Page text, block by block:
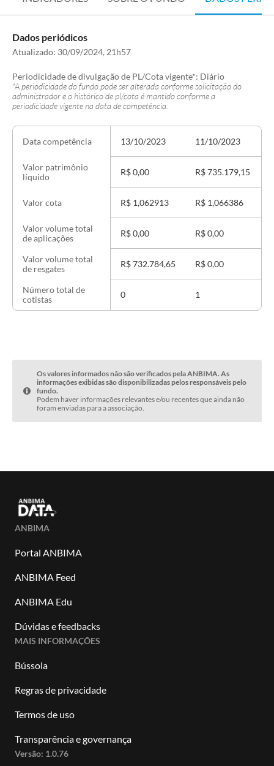
Dados periódicos
Atualizado: 30/09/2024, 21h57
Periodicidade de divulgação de PL/Cota vigente*: Diário
*A periodicidade do fundo pode ser alterada conforme solicitação do
administrador e o histórico de pl/cota é mantido conforme a
periodicidade vigente na data de competência.
Data competência
Valor patrimônio
líquido
Valor cota
Valor volume total
de aplicações
Valor volume total
de resgates
Número total de
cotistas
13/10/2023
R$ 0,00
R$ 1,062913
R$ 0,00
R$ 732.784,65
0
11/10/2023
R$ 735.179,15
R$ 1,066386
R$ 0,00
R$ 0,00
1
Os valores informados não são verificados pela ANBIMA. As
informações exibidas são disponibilizadas pelos responsáveis pelo
fundo.
Podem haver informações relevantes e/ou recentes que ainda não
foram enviadas para a associação.
ANBIMA
Portal ANBIMA
ANBIMA Feed
ANBIMA Edu
Dúvidas e feedbacks
MAIS INFORMAÇÕES
Bússola
Regras de privacidade
Termos de uso
Transparência e governança
Versão: 1.0.76